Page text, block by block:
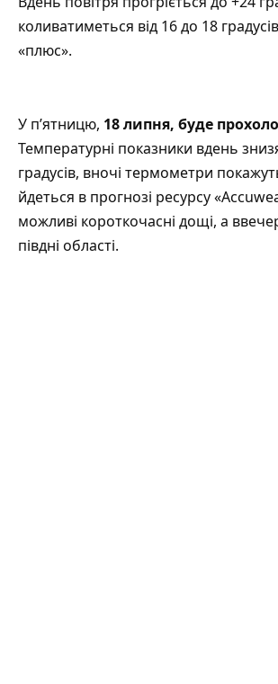
коливатиметься від 16 до 18
«плюс».
У п’ятницю, 18 липня, буде
Температурні показники вдень
градусів, вночі термометри
йдеться в прогнозі ресурсу «
можливі короткочасні дощі, а
півдні області.